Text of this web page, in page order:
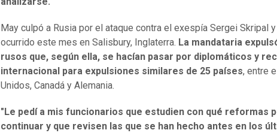
May culpó a Rusia por el ataque contra el exespía Sergei Skripal y
ocurrido este mes en Salisbury, Inglaterra. La mandataria
rusos que, según ella, se hacían pasar por diplomáticos y
internacional para expulsiones similares de 25 países, entre
Unidos, Canadá y Alemania.
"Le pedí a mis funcionarios que estudien con qué reformas
continuar y que revisen las que se han hecho antes en los